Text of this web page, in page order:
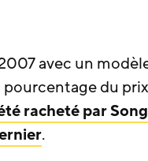
avec un
du
racheté par
.